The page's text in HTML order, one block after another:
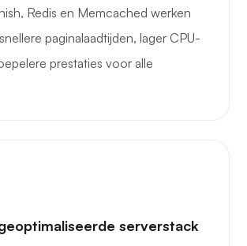
Redis en Memcached werken
paginalaadtijden, lager CPU-
prestaties voor alle
serverstack